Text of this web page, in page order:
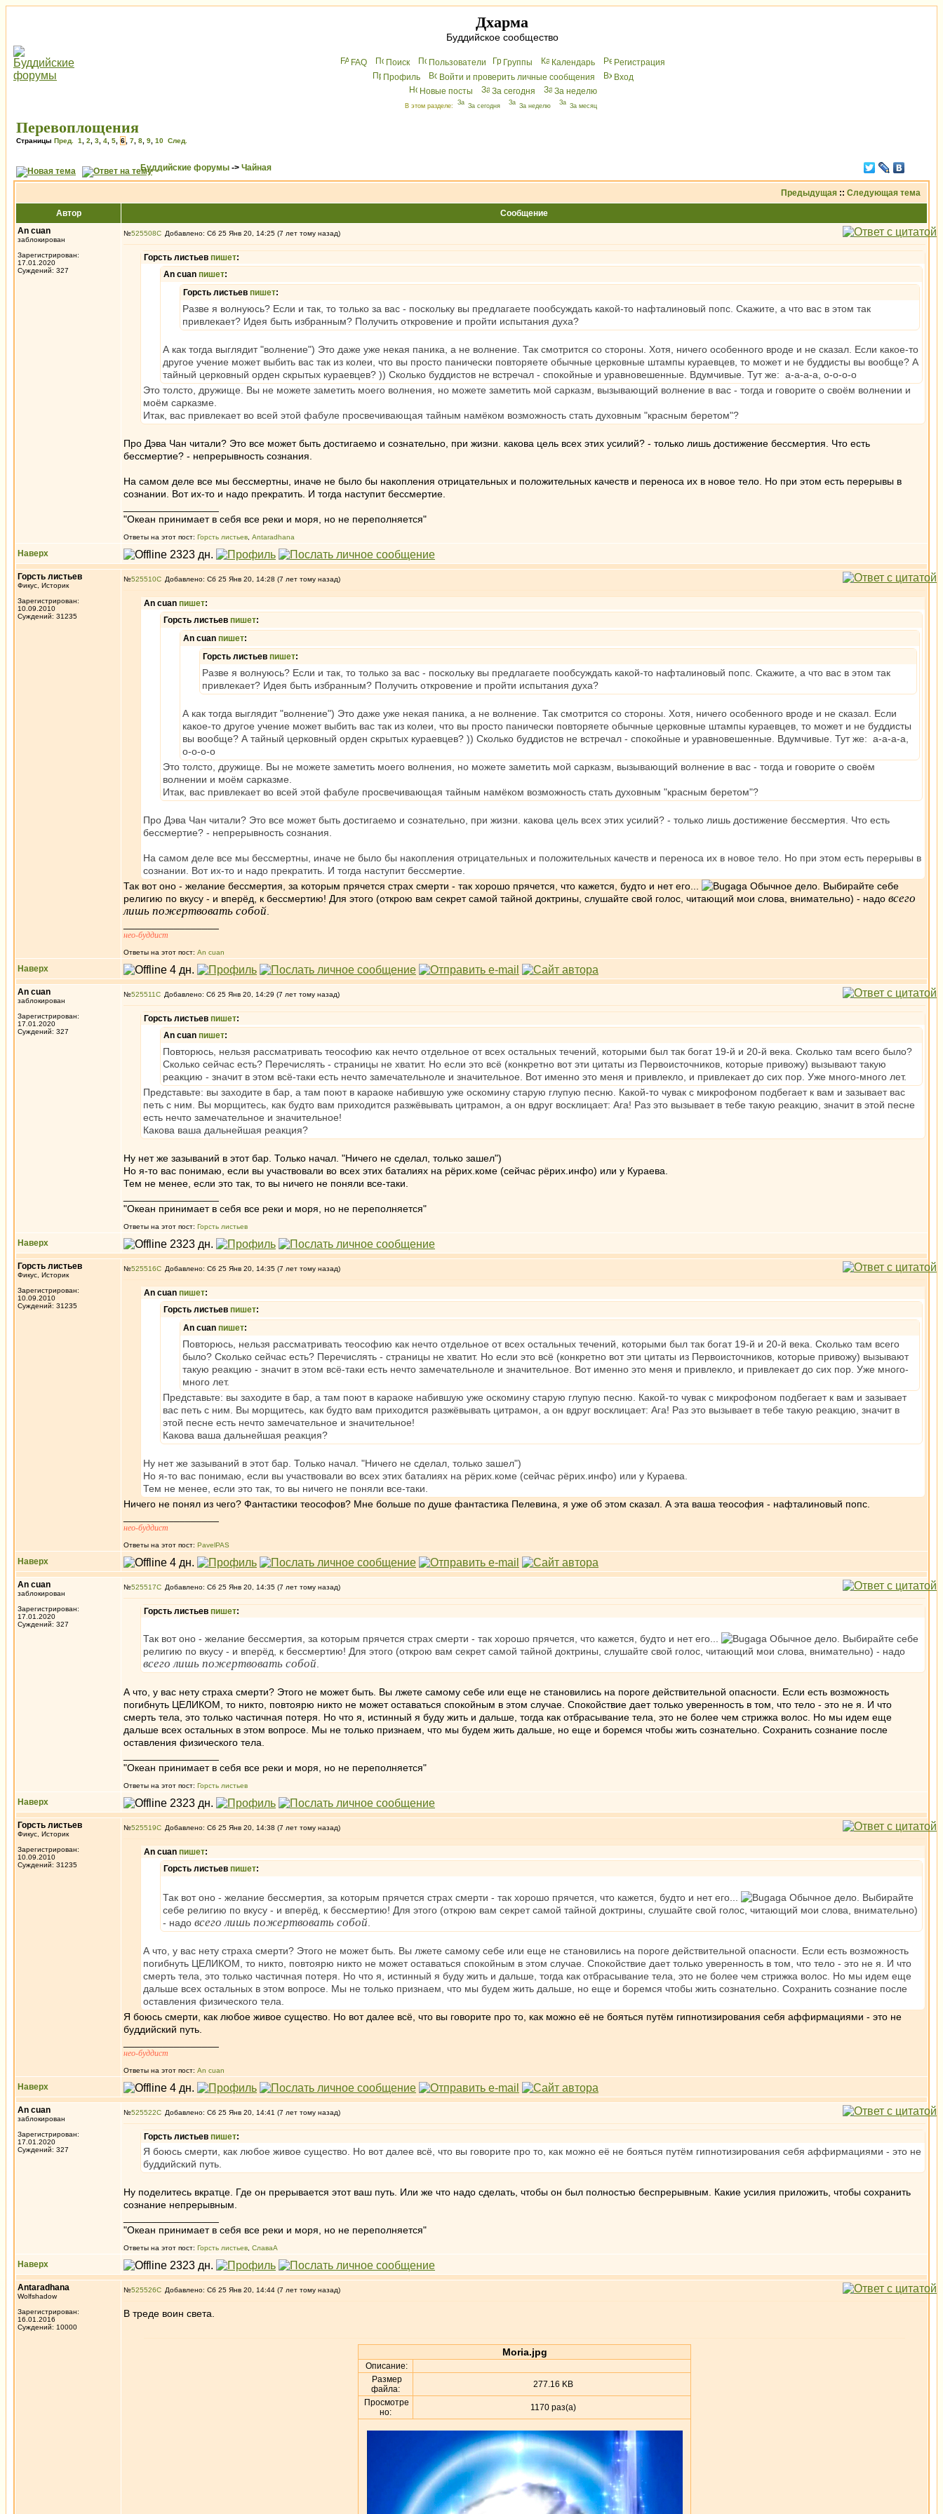
Дхарма
Буддийское сообщество
FAQ Поиск Пользователи Группы Календарь
Peгиcтрaция
Профиль
Войти и проверить личные сообщения
Вхoд
Новые посты
За сегодня За неделю
В этом разделе: За сегодня За неделю За месяц
Перевоплощения
Страницы Пред. 1 2 3 4 5 6 7 8 9 10 След.
Буддийские форумы -> Чайная
Предыдущая :: Следующая тема
Автор
Сообщение
An cuan
заблокирован
Зарегистрирован:
17.01.2020
Суждений: 327
№525508 Добавлено: Сб 25 Янв 20, 14:25 (7 лет тому назад)
Горсть листьев пишет:
An cuan пишет:
Горсть листьев пишет:
Разве я волнуюсь? Если и так, то только за вас - поскольку вы предлагаете пообсуждать какой-то нафталиновый попс. Скажите, а что вас в этом так
привлекает? Идея быть избранным? Получить откровение и пройти испытания духа?
А как тогда выглядит "волнение") Это даже уже некая паника, а не волнение. Так смотрится со стороны. Хотя, ничего особенного вроде и не сказал. Если какое-то
другое учение может выбить вас так из колеи, что вы просто панически повторяете обычные церковные штампы кураевцев, то может и не буддисты вы вообще? А
тайный церковный орден скрытых кураевцев? )) Сколько буддистов не встречал - спокойные и уравновешенные. Вдумчивые. Тут же: а-а-а-а, о-о-о-о
Это толсто, дружище. Вы не можете заметить моего волнения, но можете заметить мой сарказм, вызывающий волнение в вас - тогда и говорите о своём волнении и
моём сарказме.
Итак, вас привлекает во всей этой фабуле просвечивающая тайным намёком возможность стать духовным "красным беретом"?
Про Дэва Чан читали? Это все может быть достигаемо и сознательно, при жизни. какова цель всех этих усилий? - только лишь достижение бессмертия. Что есть
бессмертие? - непрерывность сознания.
На самом деле все мы бессмертны, иначе не было бы накопления отрицательных и положительных качеств и переноса их в новое тело. Но при этом есть перерывы в
сознании. Вот их-то и надо прекратить. И тогда наступит бессмертие.
"Океан принимает в себя все реки и моря, но не переполняется"
Ответы на этот пост: Горсть листьев Antaradhana
Наверх
Горсть листьев
Фикус, Историк
Зарегистрирован:
10.09.2010
Суждений: 31235
№525510 Добавлено: Сб 25 Янв 20, 14:28 (7 лет тому назад)
An cuan пишет:
Горсть листьев пишет:
An cuan пишет:
Горсть листьев пишет:
Разве я волнуюсь? Если и так, то только за вас - поскольку вы предлагаете пообсуждать какой-то нафталиновый попс. Скажите, а что вас в этом так
привлекает? Идея быть избранным? Получить откровение и пройти испытания духа?
А как тогда выглядит "волнение") Это даже уже некая паника, а не волнение. Так смотрится со стороны. Хотя, ничего особенного вроде и не сказал. Если
какое-то другое учение может выбить вас так из колеи, что вы просто панически повторяете обычные церковные штампы кураевцев, то может и не буддисты
вы вообще? А тайный церковный орден скрытых кураевцев? )) Сколько буддистов не встречал - спокойные и уравновешенные. Вдумчивые. Тут же: а-а-а-а,
о-о-о-о
Это толсто, дружище. Вы не можете заметить моего волнения, но можете заметить мой сарказм, вызывающий волнение в вас - тогда и говорите о своём
волнении и моём сарказме.
Итак, вас привлекает во всей этой фабуле просвечивающая тайным намёком возможность стать духовным "красным беретом"?
Про Дэва Чан читали? Это все может быть достигаемо и сознательно, при жизни. какова цель всех этих усилий? - только лишь достижение бессмертия. Что есть
бессмертие? - непрерывность сознания.
На самом деле все мы бессмертны, иначе не было бы накопления отрицательных и положительных качеств и переноса их в новое тело. Но при этом есть перерывы в
сознании. Вот их-то и надо прекратить. И тогда наступит бессмертие.
Так вот оно - желание бессмертия, за которым прячется страх смерти - так хорошо прячется, что кажется, будто и нет его...
Обычное дело. Выбирайте себе
религию по вкусу - и вперёд, к бессмертию! Для этого (открою вам секрет самой тайной доктрины, слушайте свой голос, читающий мои слова, внимательно) - надо всего
лишь пожертвовать собой
нео-буддист
Ответы на этот пост: An cuan
Наверх
An cuan
заблокирован
Зарегистрирован:
17.01.2020
Суждений: 327
№525511 Добавлено: Сб 25 Янв 20, 14:29 (7 лет тому назад)
Горсть листьев пишет:
An cuan пишет:
Повторюсь, нельзя рассматривать теософию как нечто отдельное от всех остальных течений, которыми был так богат 19-й и 20-й века. Сколько там всего было?
Сколько сейчас есть? Перечислять - страницы не хватит. Но если это всё (конкретно вот эти цитаты из Первоисточников, которые привожу) вызывают такую
реакцию - значит в этом всё-таки есть нечто замечательноле и значительное. Вот именно это меня и привлекло, и привлекает до сих пор. Уже много-много лет.
Представьте: вы заходите в бар, а там поют в караоке набившую уже оскомину старую глупую песню. Какой-то чувак с микрофоном подбегает к вам и зазывает вас
петь с ним. Вы морщитесь, как будто вам приходится разжёвывать цитрамон, а он вдруг восклицает: Ага! Раз это вызывает в тебе такую реакцию, значит в этой песне
есть нечто замечательное и значительное!
Какова ваша дальнейшая реакция?
Ну нет же зазываний в этот бар. Только начал. "Ничего не сделал, только зашел")
Но я-то вас понимаю, если вы участвовали во всех этих баталиях на рёрих.коме (сейчас рёрих.инфо) или у Кураева.
Тем не менее, если это так, то вы ничего не поняли все-таки.
"Океан принимает в себя все реки и моря, но не переполняется"
Ответы на этот пост: Горсть листьев
Наверх
Горсть листьев
Фикус, Историк
Зарегистрирован:
10.09.2010
Суждений: 31235
№525516 Добавлено: Сб 25 Янв 20, 14:35 (7 лет тому назад)
An cuan пишет:
Горсть листьев пишет:
An cuan пишет:
Повторюсь, нельзя рассматривать теософию как нечто отдельное от всех остальных течений, которыми был так богат 19-й и 20-й века. Сколько там всего
было? Сколько сейчас есть? Перечислять - страницы не хватит. Но если это всё (конкретно вот эти цитаты из Первоисточников, которые привожу) вызывают
такую реакцию - значит в этом всё-таки есть нечто замечательноле и значительное. Вот именно это меня и привлекло, и привлекает до сих пор. Уже много-
много лет.
Представьте: вы заходите в бар, а там поют в караоке набившую уже оскомину старую глупую песню. Какой-то чувак с микрофоном подбегает к вам и зазывает
вас петь с ним. Вы морщитесь, как будто вам приходится разжёвывать цитрамон, а он вдруг восклицает: Ага! Раз это вызывает в тебе такую реакцию, значит в
этой песне есть нечто замечательное и значительное!
Какова ваша дальнейшая реакция?
Ну нет же зазываний в этот бар. Только начал. "Ничего не сделал, только зашел")
Но я-то вас понимаю, если вы участвовали во всех этих баталиях на рёрих.коме (сейчас рёрих.инфо) или у Кураева.
Тем не менее, если это так, то вы ничего не поняли все-таки.
Ничего не понял из чего? Фантастики теософов? Мне больше по душе фантастика Пелевина, я уже об этом сказал. А эта ваша теософия - нафталиновый попс.
нео-буддист
Ответы на этот пост: PavelPAS
Наверх
An cuan
заблокирован
Зарегистрирован:
17.01.2020
Суждений: 327
№525517 Добавлено: Сб 25 Янв 20, 14:35 (7 лет тому назад)
Горсть листьев пишет:
Так вот оно - желание бессмертия, за которым прячется страх смерти - так хорошо прячется, что кажется, будто и нет его...
Обычное дело. Выбирайте себе
религию по вкусу - и вперёд, к бессмертию! Для этого (открою вам секрет самой тайной доктрины, слушайте свой голос, читающий мои слова, внимательно) - надо
всего лишь пожертвовать собой
А что, у вас нету страха смерти? Этого не может быть. Вы лжете самому себе или еще не становились на пороге действительной опасности. Если есть возможность
погибнуть ЦЕЛИКОМ, то никто, повтоярю никто не может оставаться спокойным в этом случае. Спокойствие дает только уверенность в том, что тело - это не я. И что
смерть тела, это только частичная потеря. Но что я, истинный я буду жить и дальше, тогда как отбрасывание тела, это не более чем стрижка волос. Но мы идем еще
дальше всех остальных в этом вопросе. Мы не только признаем, что мы будем жить дальше, но еще и боремся чтобы жить сознательно. Сохранить сознание после
оставления физического тела.
"Океан принимает в себя все реки и моря, но не переполняется"
Ответы на этот пост: Горсть листьев
Наверх
Горсть листьев
Фикус, Историк
Зарегистрирован:
10.09.2010
Суждений: 31235
№525519 Добавлено: Сб 25 Янв 20, 14:38 (7 лет тому назад)
An cuan пишет:
Горсть листьев пишет:
Так вот оно - желание бессмертия, за которым прячется страх смерти - так хорошо прячется, что кажется, будто и нет его...
Обычное дело. Выбирайте
себе религию по вкусу - и вперёд, к бессмертию! Для этого (открою вам секрет самой тайной доктрины, слушайте свой голос, читающий мои слова, внимательно)
- надо всего лишь пожертвовать собой
А что, у вас нету страха смерти? Этого не может быть. Вы лжете самому себе или еще не становились на пороге действительной опасности. Если есть возможность
погибнуть ЦЕЛИКОМ, то никто, повтоярю никто не может оставаться спокойным в этом случае. Спокойствие дает только уверенность в том, что тело - это не я. И что
смерть тела, это только частичная потеря. Но что я, истинный я буду жить и дальше, тогда как отбрасывание тела, это не более чем стрижка волос. Но мы идем еще
дальше всех остальных в этом вопросе. Мы не только признаем, что мы будем жить дальше, но еще и боремся чтобы жить сознательно. Сохранить сознание после
оставления физического тела.
Я боюсь смерти, как любое живое существо. Но вот далее всё, что вы говорите про то, как можно её не бояться путём гипнотизирования себя аффирмациями - это не
буддийский путь.
нео-буддист
Ответы на этот пост: An cuan
Наверх
An cuan
заблокирован
Зарегистрирован:
17.01.2020
Суждений: 327
№525522 Добавлено: Сб 25 Янв 20, 14:41 (7 лет тому назад)
Горсть листьев пишет:
Я боюсь смерти, как любое живое существо. Но вот далее всё, что вы говорите про то, как можно её не бояться путём гипнотизирования себя аффирмациями - это не
буддийский путь.
Ну поделитесь вкратце. Где он прерывается этот ваш путь. Или же что надо сделать, чтобы он был полностью беспрерывным. Какие усилия приложить, чтобы сохранить
сознание непрерывным.
"Океан принимает в себя все реки и моря, но не переполняется"
Ответы на этот пост: Горсть листьев СлаваА
Наверх
Antaradhana
Wolfshadow
Зарегистрирован:
16.01.2016
Суждений: 10000
№525526 Добавлено: Сб 25 Янв 20, 14:44 (7 лет тому назад)
В треде воин света.
Moria.jpg
Описание:
Размер
файла:
277.16 KB
Просмотре
но:
1170 раз(а)